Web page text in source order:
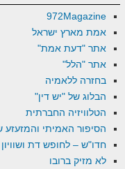
972Magazine
אמת מארץ ישראל
אתר "דעת אמת"
אתר "הלל"
בחזרה ללאמיה
הבלוג של "יש דין"
הטלוויזיה החברתית
הסיפור האמיתי והמזעזע
חדו"ש – לחופש דת ושוויון
לא מזיק ברובו